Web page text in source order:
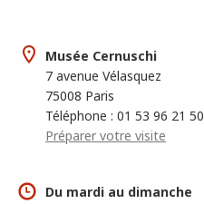
Musée Cernuschi
7 avenue Vélasquez
75008 Paris
Téléphone : 01 53 96 21 50
Préparer votre visite
Du mardi au dimanche